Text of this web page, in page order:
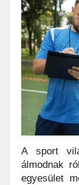
A sport
álmodnak
egyesület